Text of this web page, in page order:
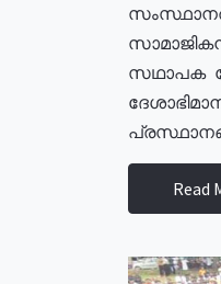
സഥാപക
Read